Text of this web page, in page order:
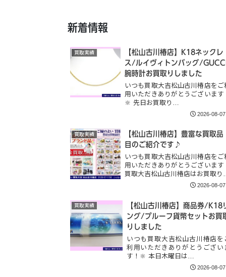
新着情報
買取実績
【松山古川椿店】K18ネックレ
ス/ルイヴィトンバッグ/GUCCI
腕時計お買取りしました
いつも買取大吉松山古川椿店をご
用いただきありがとうございます
🔆 先日お買取り…
2026-08-07
買取実績
【松山古川椿店】豊富な買取品
目のご紹介です♪
いつも買取大吉松山古川椿店をご
用いただきありがとうございます
買取大吉松山古川椿店はお買取
2026-08-07
買取実績
【松山古川椿店】商品券/K18
ング/プルーフ貨幣セットお買
りしました
いつも買取大吉松山古川椿店を
利用いただきありがとうござい
す！🔆 本日木曜日は…
2026-08-07